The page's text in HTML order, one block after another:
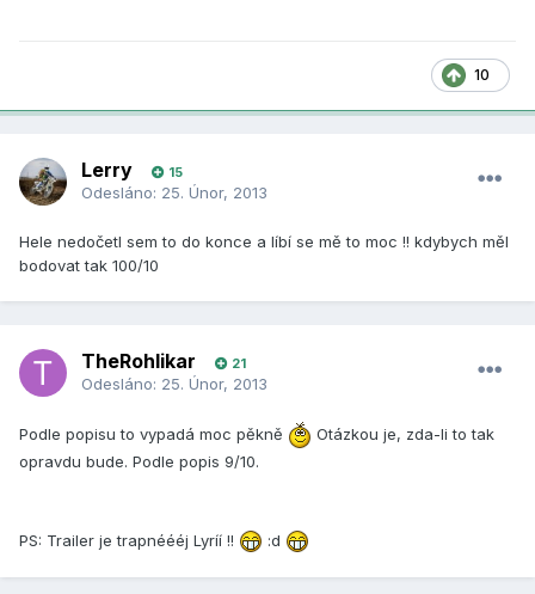
10
Lerry 15
Odesláno: 25. Únor, 2013
Hele nedočetl sem to do konce a líbí se mě to moc !! kdybych měl
bodovat tak 100/10
TheRohlikar 21
Odesláno: 25. Únor, 2013
Podle popisu to vypadá moc pěkně
Otázkou je, zda-li to tak
opravdu bude. Podle popis 9/10.
PS: Trailer je trapnéééj Lyríí !! :d